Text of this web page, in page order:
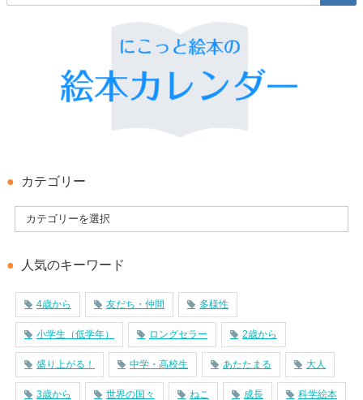
カテゴリー
人気のキーワード
4歳から 友だち・仲間 多様性
小学生（低学年） ロングセラー 2歳から
盛り上がる！ 中学・高校生 あたたまる 大人
3歳から 世界の国々 ねこ 成長 科学絵本